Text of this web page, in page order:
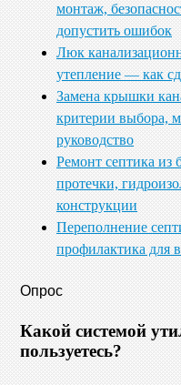
монтаж,
допустить ошибок
Люк
утепление — как
Замена крышки
критерии выбора,
руководство
Ремонт септика из
протечки,
конструкции
Переполнение
профилактика для
Опрос
Какой системой
пользуетесь?